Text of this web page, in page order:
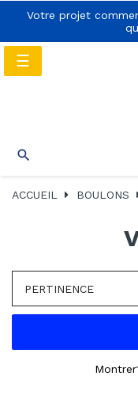
Votre projet

Basculer
la
☰
ACCUEIL BOULONS
PERTINENCE